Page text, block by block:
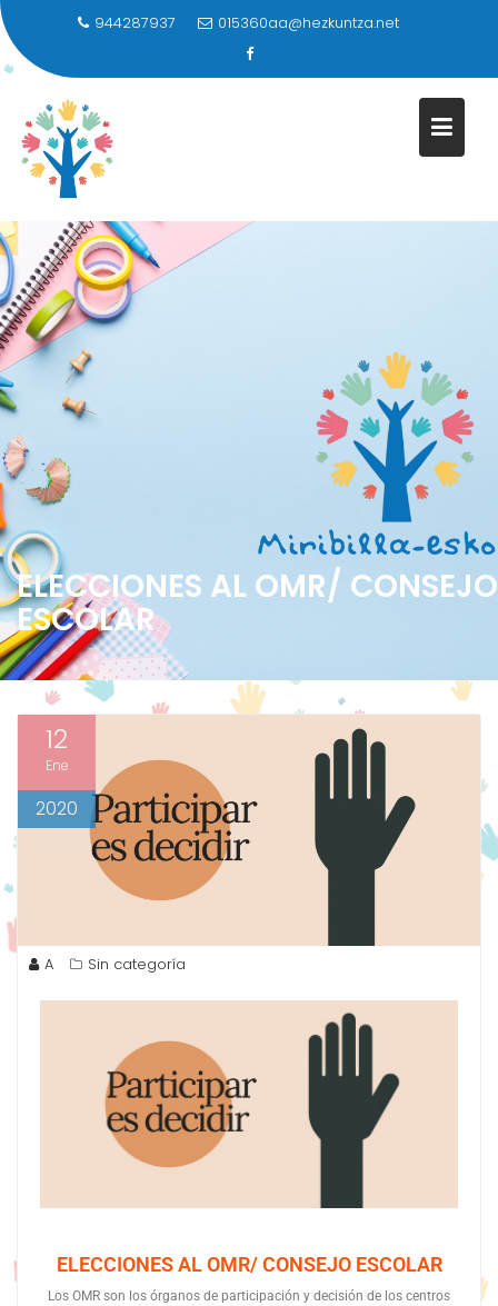
944287937 015360aa@hezkuntza.net
ELECCIONES AL OMR/ CONSEJO
ESCOLAR
12
Ene
2020
A Sin categoría
ELECCIONES AL OMR/ CONSEJO ESCOLAR
Los OMR son los órganos de participación y decisión de los centros